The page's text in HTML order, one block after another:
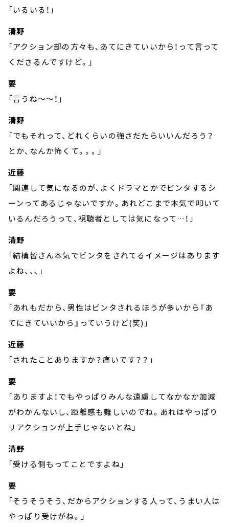
「いるいる！」
清野
「アクション部の方々も、あてにきていいから！って言って
くださるんですけど。」
要
「言うね～～！」
清野
「でもそれって、どれくらいの強さだたらいいんだろう？
とか、なんか怖くて。。。」
近藤
「関連して気になるのが、よくドラマとかでビンタするシ
ーンってあるじゃないですか。あれどこまで本気で叩いて
いるんだろうって、視聴者としては気になって…！」
清野
「結構皆さん本気でビンタをされてるイメージはあります
よね、、、」
要
「あれもだから、男性はビンタされるほうが多いから『あ
てにきていいから』っていうけど(笑)」
近藤
「されたことありますか？痛いです？？」
要
「ありますよ！でもやっぱりみんな遠慮してなかなか加減
がわかんないし、距離感も難しいのでね。あれはやっぱり
リアクションが上手じゃないとね」
清野
「受ける側もってことですよね」
要
「そうそうそう、だからアクションする人って、うまい人は
やっぱり受けがね。」